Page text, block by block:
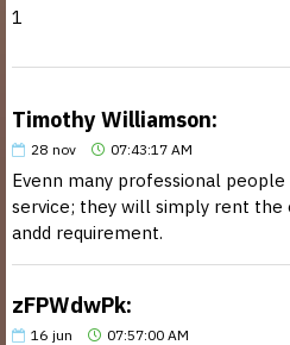
1
Timothy Williamson:
28 nov 07:43:17 AM
Evenn many professional
service; they will simply rent the
andd requirement.
zFPWdwPk:
16 jun 07:57:00 AM